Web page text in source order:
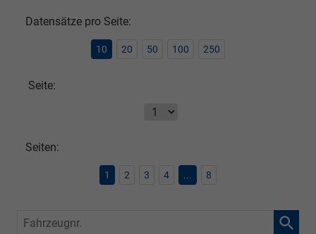
Datensätze pro Seite:
10 20 50 100 250
Seite:
Seiten:
1 2 3 4 ... 8
Fahrzeugnr.